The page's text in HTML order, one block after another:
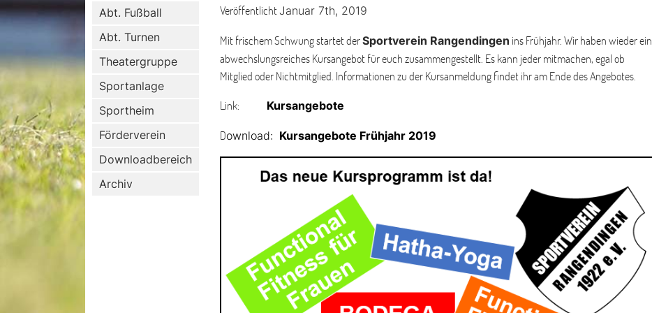
Abt. Fußball
Abt. Turnen
Theatergruppe
Sportanlage
Sportheim
Förderverein
Downloadbereich
Archiv
VeröffentlichtJanuar 7th, 2019
Mit frischem Schwung startet derSportverein Rangendingen ins Frühjahr. Wir haben wieder ein
abwechslungsreiches Kursangebot für euch zusammengestellt. Es kann jeder mitmachen, egal ob
Mitglied oder Nichtmitglied. Informationen zu der Kursanmeldung findet ihr am Ende des Angebotes.
Link: Kursangebote
Download: Kursangebote Frühjahr 2019